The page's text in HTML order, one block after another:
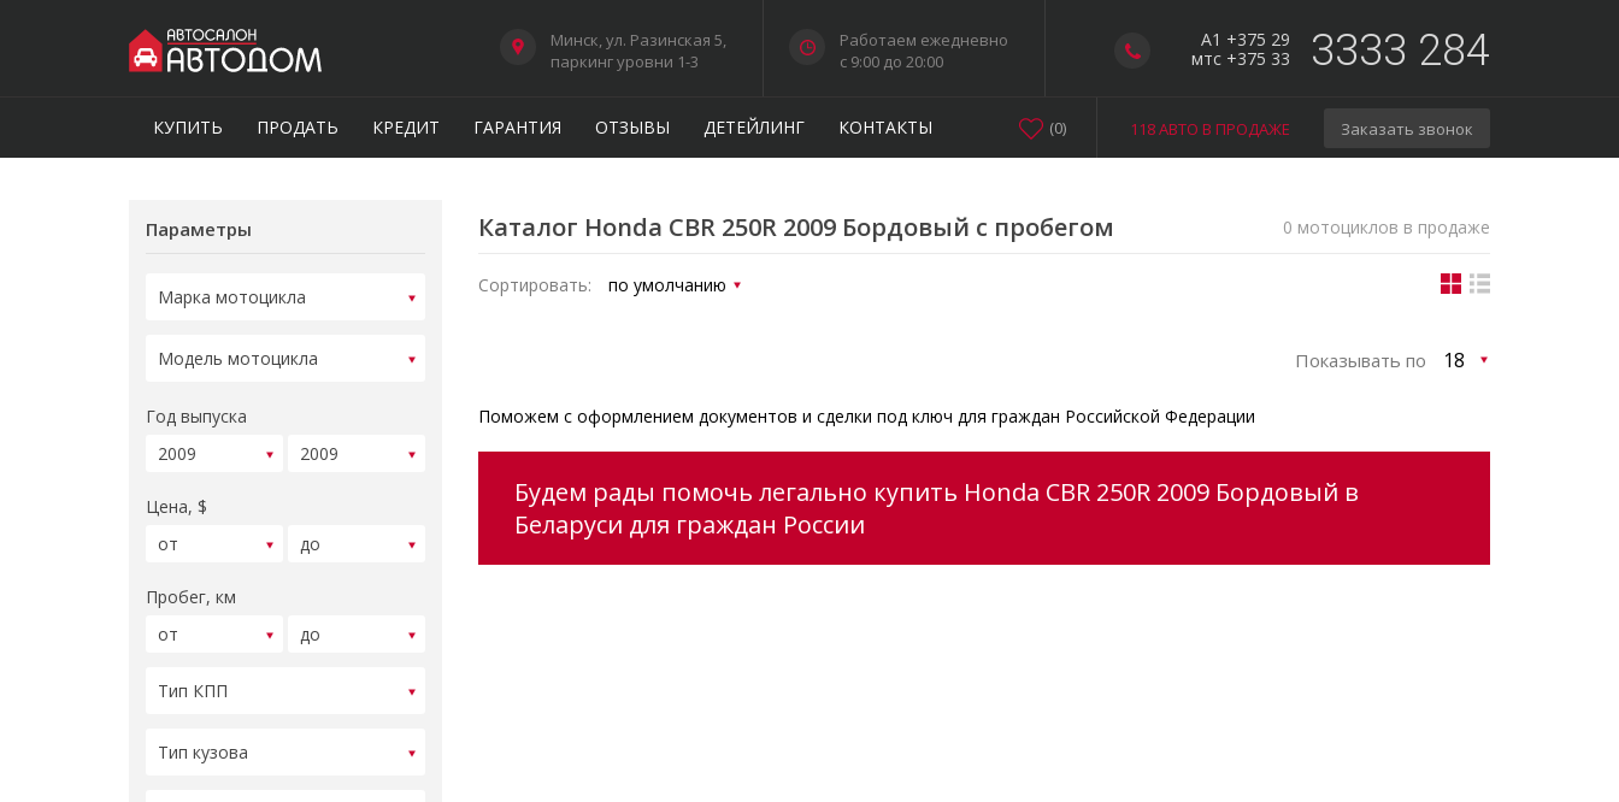
A1 +375 29
мтс +375 33
3333 284
Минск, ул. Разинская 5,
паркинг уровни 1-3
Работаем ежедневно
c 9:00 до 20:00
КУПИТЬ ПРОДАТЬ КРЕДИТ ГАРАНТИЯ ОТЗЫВЫ ДЕТЕЙЛИНГ КОНТАКТЫ 118 АВТО В ПРОДАЖЕ Заказать звонок
(0)
Параметры
Год выпуска
Цена, $
Пробег, км
Каталог Honda CBR 250R 2009 Бордовый с пробегом 0 мотоциклов в продаже
Сортировать:
Показывать по
Поможем с оформлением документов и сделки под ключ для граждан Российской Федерации
Будем рады помочь легально купить Honda CBR 250R 2009 Бордовый в
Беларуси для граждан России